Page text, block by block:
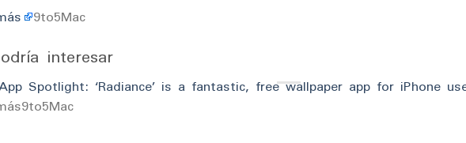
9to5Mac
interesar
Spotlight: ‘Radiance’ is a fantastic, free wallpaper app for iPhone